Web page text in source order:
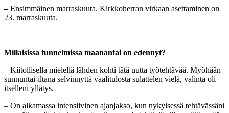
–Ensimmäinen marraskuuta. Kirkkoherran virkaan asettaminen on
23. marraskuuta.
Millaisissa tunnelmissa maanantai on edennyt?
– Kiitollisella mielellä lähden kohti tätä uutta työtehtävää. Myöhään
sunnuntai-iltana selvinnyttä vaalitulosta sulattelen vielä, valinta oli
itselleni yllätys.
– On alkamassa intensiivinen ajanjakso, kun nykyisessä tehtävässäni